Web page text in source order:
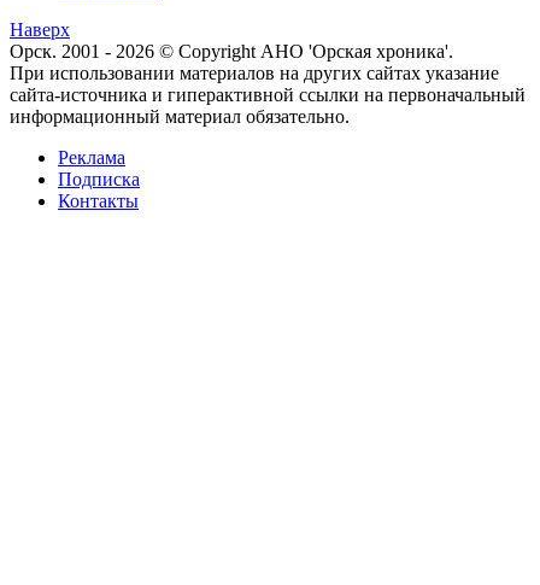
Наверх
Орск. 2001 - 2026 © Copyright АНО 'Орская хроника'.
При использовании материалов на других сайтах указание
сайта-источника и гиперактивной ссылки на первоначальный
информационный материал обязательно.
Реклама
Подписка
Контакты